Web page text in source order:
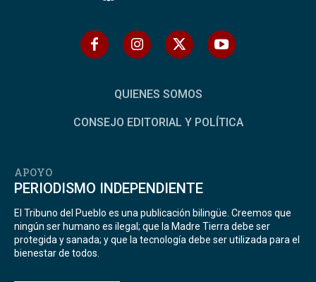
QUIENES SOMOS
CONSEJO EDITORIAL Y POLÍTICA
APOYO
PERIODISMO INDEPENDIENTE
El Tribuno del Pueblo es una publicación bilingüe. Creemos que
ningún ser humano es ilegal; que la Madre Tierra debe ser
protegida y sanada; y que la tecnología debe ser utilizada para el
bienestar de todos.